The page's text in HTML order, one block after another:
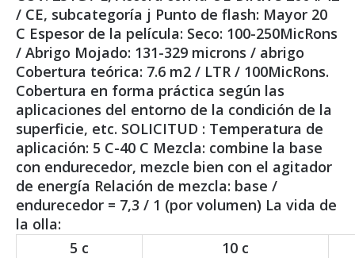
/ CE, subcategoría j Punto de flash: Mayor 20
C Espesor de la película: Seco: 100-250MicRons
/ Abrigo Mojado: 131-329 microns / abrigo
Cobertura teórica: 7.6 m2 / LTR / 100MicRons.
Cobertura en forma práctica según las
aplicaciones del entorno de la condición de la
superficie, etc. SOLICITUD : Temperatura de
aplicación: 5 C-40 C Mezcla: combine la base
con endurecedor, mezcle bien con el agitador
de energía Relación de mezcla: base /
endurecedor = 7,3 / 1 (por volumen) La vida de
la olla:
5 c
10 c